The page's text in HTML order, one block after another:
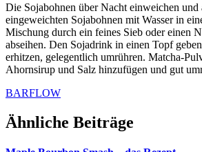
Die Sojabohnen über Nacht einweichen und
eingeweichten Sojabohnen mit Wasser in
Mischung durch ein feines Sieb oder einen
abseihen. Den Sojadrink in einen Topf
erhitzen, gelegentlich umrühren. Matcha-
Ahornsirup und Salz hinzufügen und gut
BARFLOW
Ähnliche Beiträge